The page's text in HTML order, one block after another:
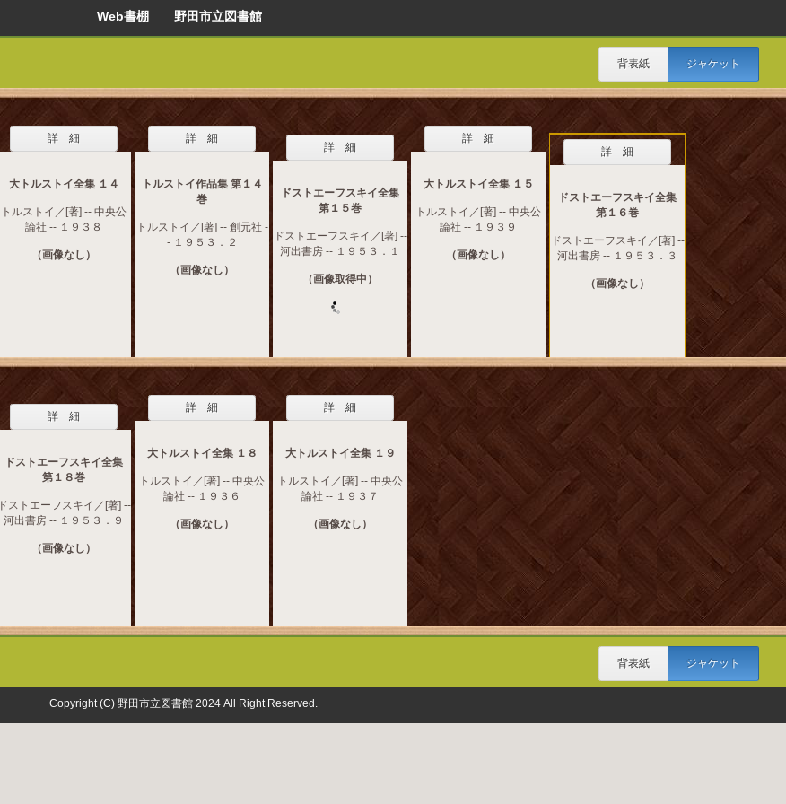
Web書棚 野田市立図書館
背表紙 ジャケット
詳 細
大トルストイ全集 １４
トルストイ／[著] -- 中央公
論社 -- １９３８
（画像なし）
詳 細
トルストイ作品集 第１４
巻
トルストイ／[著] -- 創元社 -
- １９５３．２
（画像なし）
詳 細
ドストエーフスキイ全集
第１５巻
ドストエーフスキイ／[著] --
河出書房 -- １９５３．１
（画像取得中）
詳 細
大トルストイ全集 １５
トルストイ／[著] -- 中央公
論社 -- １９３９
（画像なし）
詳 細
ドストエーフスキイ全集
第１６巻
ドストエーフスキイ／[著] --
河出書房 -- １９５３．３
（画像なし）
詳 細
ドストエーフスキイ全集
第１８巻
ドストエーフスキイ／[著] --
河出書房 -- １９５３．９
（画像なし）
詳 細
大トルストイ全集 １８
トルストイ／[著] -- 中央公
論社 -- １９３６
（画像なし）
詳 細
大トルストイ全集 １９
トルストイ／[著] -- 中央公
論社 -- １９３７
（画像なし）
背表紙 ジャケット
Copyright (C) 野田市立図書館 2024 All Right Reserved.